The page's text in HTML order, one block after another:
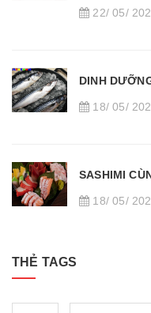
22/ 05/
DINH
18/ 05/
SASHIMI
18/ 05/
THẺ TAGS